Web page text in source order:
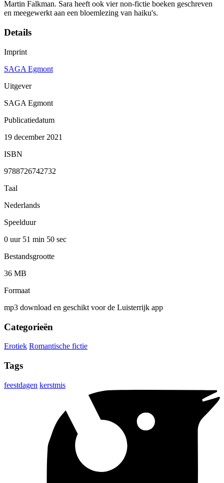
Martin Falkman. Sara heeft ook vier non-fictie boeken geschreven
en meegewerkt aan een bloemlezing van haiku's.
Details
Imprint
SAGA Egmont
Uitgever
SAGA Egmont
Publicatiedatum
19 december 2021
ISBN
9788726742732
Taal
Nederlands
Speelduur
0 uur 51 min 50 sec
Bestandsgrootte
36 MB
Formaat
mp3 download en geschikt voor de Luisterrijk app
Categorieën
Erotiek Romantische fictie
Tags
feestdagen kerstmis